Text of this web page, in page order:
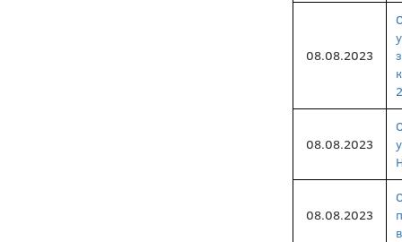
08.08.2023
08.08.2023
08.08.2023